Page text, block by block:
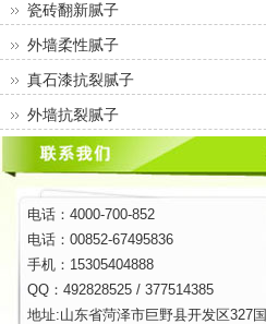
瓷砖翻新腻子
外墙柔性腻子
真石漆抗裂腻子
外墙抗裂腻子
电话：4000-700-852
电话：00852-67495836
手机：15305404888
QQ：492828525 / 377514385
地址:山东省菏泽市巨野县开发区327国